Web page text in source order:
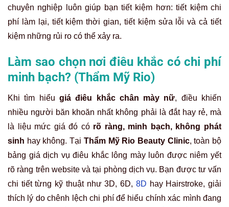
chuyên nghiệp luôn giúp bạn tiết kiệm hơn: tiết kiệm chi
phí làm lại, tiết kiệm thời gian, tiết kiệm sửa lỗi và cả tiết
kiệm những rủi ro có thể xảy ra.
Làm sao chọn nơi điêu khắc có chi phí
minh bạch? (Thẩm Mỹ Rio)
Khi tìm hiểu giá điêu khắc chân mày nữ, điều khiến
nhiều người băn khoăn nhất không phải là đắt hay rẻ, mà
là liệu mức giá đó có rõ ràng, minh bạch, không phát
sinh hay không. Tại Thẩm Mỹ Rio Beauty Clinic, toàn bộ
bảng giá dịch vụ điêu khắc lông mày luôn được niêm yết
rõ ràng trên website và tại phòng dịch vụ. Bạn được tư vấn
chi tiết từng kỹ thuật như 3D, 6D, 8D hay Hairstroke, giải
thích lý do chênh lệch chi phí để hiểu chính xác mình đang